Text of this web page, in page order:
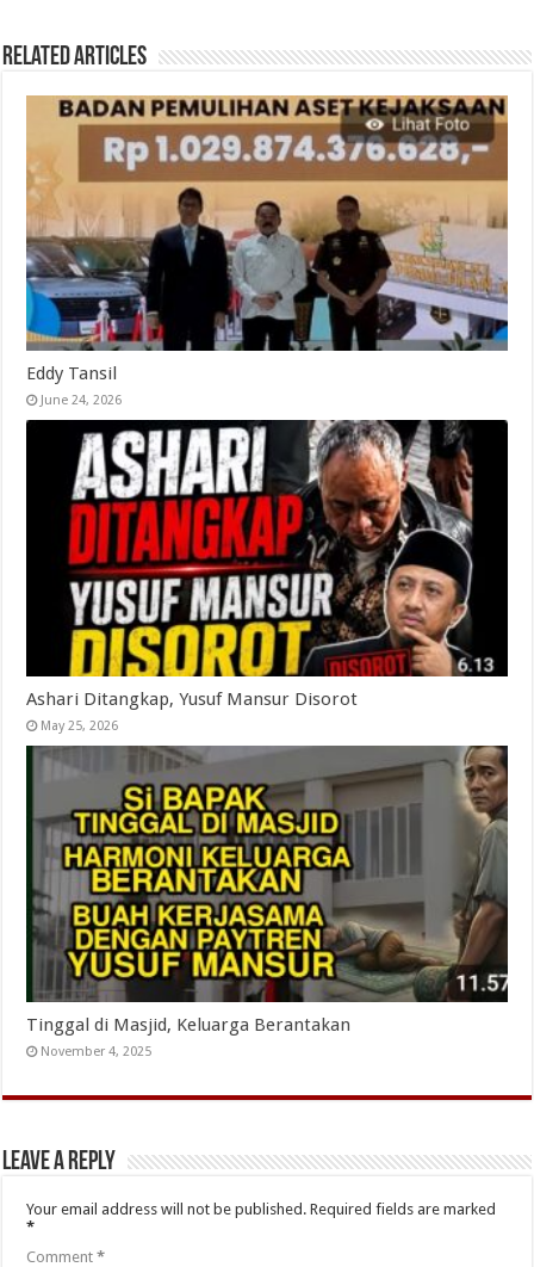
Related Articles
Eddy Tansil
June 24, 2026
Ashari Ditangkap, Yusuf Mansur Disorot
May 25, 2026
Tinggal di Masjid, Keluarga Berantakan
November 4, 2025
Leave a Reply
Your email address will not be published. Required fields are marked
*
Comment*